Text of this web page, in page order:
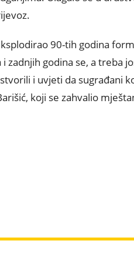
90-tih godina
zadnjih godina se, a treba
i uvjeti da sugrađani
koji se zahvalio